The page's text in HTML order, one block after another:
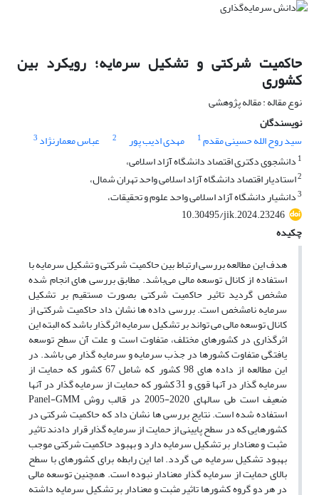
حاکمیت شرکتی و تشکیل سرمایه؛ رویکرد بین
کشوری
نوع مقاله : مقاله پژوهشی
نویسندگان
سید روح الله حسینی مقدم1 مهدی ادیب پور 2 عباس معمارنژاد 3
1 دانشجوی دکتری اقتصاد دانشگاه آزاد اسلامی،
2استادیار اقتصاد دانشگاه آزاد اسلامی واحد تهران شمال،
3دانشیار دانشگاه آزاد اسلامی واحد علوم و تحقیقات،
10.30495/jik.2024.23246
چکیده
هدف این مطالعه بررسی ارتباط بین حاکمیت شرکتی و تشکیل سرمایه با
استفاده از کانال توسعه مالی می‌باشد. مطابق بررسی های انجام شده
مشخص گردید تاثیر حاکمیت شرکتی بصورت مستقیم بر تشکیل
سرمایه نامشخص است. بررسی داده ها نشان داد حاکمیت شرکتی از
کانال توسعه مالی می تواند بر تشکیل سرمایه اثرگذار باشد که البته این
اثرگذاری در کشورهای مختلف، متفاوت است و علت آن سطح توسعه
یافتگی متفاوت کشورها در جذب سرمایه و سرمایه گذار می باشد. در
این مطالعه از داده های 98 کشور که شامل 67 کشور که حمایت از
سرمایه گذار در آنها قوی و 31 کشور که حمایت از سرمایه گذار در آنها
ضعیف است طی سالهای 2020-2005 در قالب روش Panel-GMM
استفاده شده است. نتایج بررسی ها نشان داد که حاکمیت شرکتی در
کشورهایی که در سطح پایینی از حمایت از سرمایه گذار قرار دادند تاثیر
مثبت و معنادار بر تشکیل سرمایه دارد و بهبود حاکمیت شرکتی موجب
بهبود تشکیل سرمایه می گردد. اما این رابطه برای کشورهای با سطح
بالای حمایت از سرمایه گذار معنادار نبوده است. همچنین توسعه مالی
در هر دو گروه کشورها تاثیر مثبت و معنادار بر تشکیل سرمایه داشته